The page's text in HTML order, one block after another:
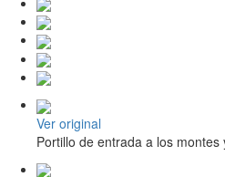
Ver original
Portillo de entrada a los montes